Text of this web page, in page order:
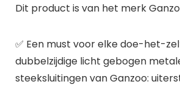
Dit product is van het merk
✅ Een must voor elke doe-het-
dubbelzijdige licht gebogen
steeksluitingen van Ganzoo: